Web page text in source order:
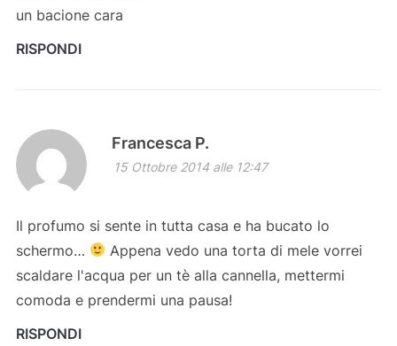
un bacione cara
RISPONDI
Francesca P.
15 Ottobre 2014 alle 12:47
Il profumo si sente in tutta casa e ha bucato lo
schermo…
Appena vedo una torta di mele vorrei
scaldare l'acqua per un tè alla cannella, mettermi
comoda e prendermi una pausa!
RISPONDI